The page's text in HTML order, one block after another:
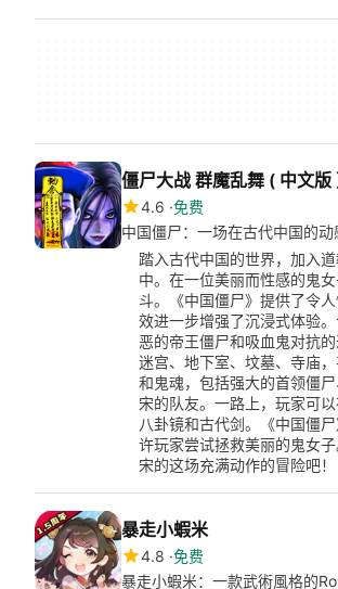
僵尸大战 群魔乱舞 ( 中文版
4.6 免费
中国僵尸：一场在古代中国的动
踏入古代中国的世界，加入
中。在一位美丽而性感的鬼
斗。《中国僵尸》提供了令
效进一步增强了沉浸式体验
恶的帝王僵尸和吸血鬼对抗
迷宫、地下室、坟墓、寺庙
和鬼魂，包括强大的首领僵
宋的队友。一路上，玩家可
八卦镜和古代剑。《中国僵
许玩家尝试拯救美丽的鬼女
宋的这场充满动作的冒险吧！
暴走小蝦米
4.8 免费
暴走小蝦米：一款武術風格的